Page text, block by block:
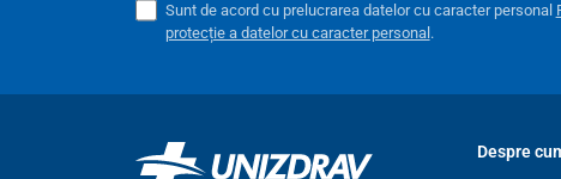
Sunt de acord cu prelucrarea datelor cu caracter personal
protecție a datelor cu caracter personal .
Despre